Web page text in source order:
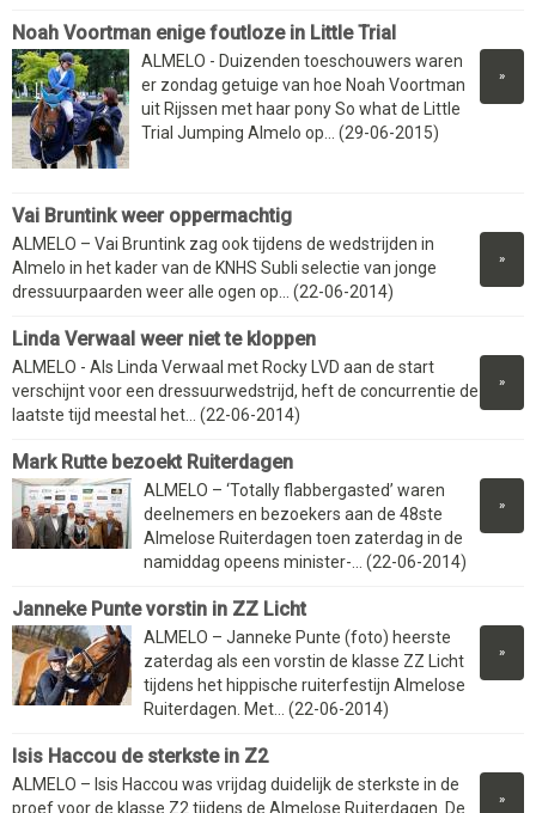
Noah Voortman enige foutloze in Little Trial
»
ALMELO - Duizenden toeschouwers waren
er zondag getuige van hoe Noah Voortman
uit Rijssen met haar pony So what de Little
Trial Jumping Almelo op... (29-06-2015)
Vai Bruntink weer oppermachtig
»
ALMELO – Vai Bruntink zag ook tijdens de wedstrijden in
Almelo in het kader van de KNHS Subli selectie van jonge
dressuurpaarden weer alle ogen op... (22-06-2014)
Linda Verwaal weer niet te kloppen
»
ALMELO - Als Linda Verwaal met Rocky LVD aan de start
verschijnt voor een dressuurwedstrijd, heft de concurrentie de
laatste tijd meestal het... (22-06-2014)
Mark Rutte bezoekt Ruiterdagen
»
ALMELO – ‘Totally flabbergasted’ waren
deelnemers en bezoekers aan de 48ste
Almelose Ruiterdagen toen zaterdag in de
namiddag opeens minister-... (22-06-2014)
Janneke Punte vorstin in ZZ Licht
»
ALMELO – Janneke Punte (foto) heerste
zaterdag als een vorstin de klasse ZZ Licht
tijdens het hippische ruiterfestijn Almelose
Ruiterdagen. Met... (22-06-2014)
Isis Haccou de sterkste in Z2
»
ALMELO – Isis Haccou was vrijdag duidelijk de sterkste in de
proef voor de klasse Z2 tijdens de Almelose Ruiterdagen. De